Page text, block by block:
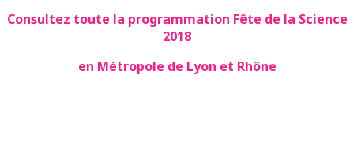
Consultez toute la programmation Fête de la Science
2018
en Métropole de Lyon et Rhône